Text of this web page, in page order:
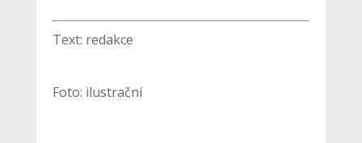
Text: redakce
Foto: ilustrační